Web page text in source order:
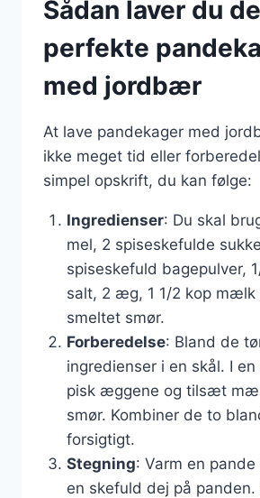
Sådan laver du de
perfekte
med jordbær
At lave pandekager med
ikke meget tid eller
simpel opskrift, du kan følge:
Ingredienser: Du skal
mel, 2 spiseskefulde
spiseskefuld bagepulver,
salt, 2 æg, 1 1/2 kop mælk
smeltet smør.
Forberedelse: Bland de
ingredienser i en skål. I
pisk æggene og tilsæt
smør. Kombiner de to
forsigtigt.
Stegning: Varm en
en skefuld dej på panden.